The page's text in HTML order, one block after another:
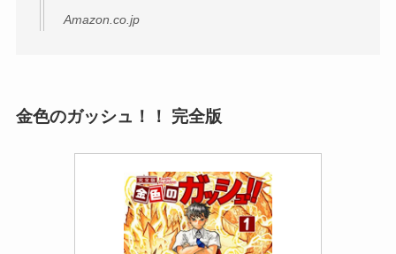
Amazon.co.jp
金色のガッシュ！！ 完全版